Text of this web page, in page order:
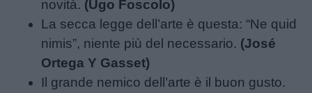
novità. (Ugo Foscolo)
La secca legge dell’arte è questa: “Ne quid
nimis”, niente più del necessario. (José
Ortega Y Gasset)
Il grande nemico dell’arte è il buon gusto.